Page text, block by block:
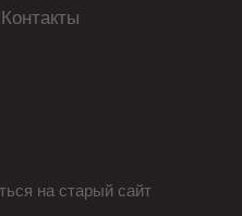
Контакты
на старый сайт